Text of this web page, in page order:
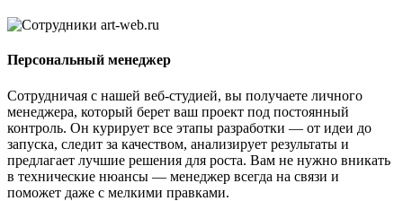
Персональный менеджер
Сотрудничая с нашей веб-студией, вы получаете личного
менеджера, который берет ваш проект под постоянный
контроль. Он курирует все этапы разработки — от идеи до
запуска, следит за качеством, анализирует результаты и
предлагает лучшие решения для роста. Вам не нужно вникать
в технические нюансы — менеджер всегда на связи и
поможет даже с мелкими правками.